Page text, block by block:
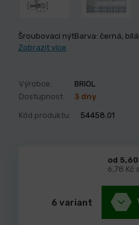
Šroubovací nýtBarva: černá,
Zobrazit více
Výrobce:
BRIOL
Dostupnost:
3 dny
Kód produktu: 54458.01
od 5,60
6,78 Kč
6 variant